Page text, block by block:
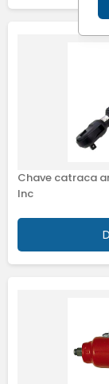
Chave catraca
Inc